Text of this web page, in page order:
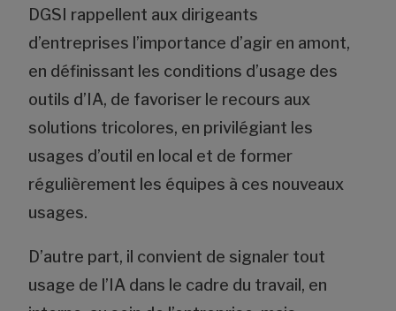
DGSI rappellent aux dirigeants
d’entreprises l’importance d’agir en amont,
en définissant les conditions d’usage des
outils d’IA, de favoriser le recours aux
solutions tricolores, en privilégiant les
usages d’outil en local et de former
régulièrement les équipes à ces nouveaux
usages.
D’autre part, il convient de signaler tout
usage de l’IA dans le cadre du travail, en